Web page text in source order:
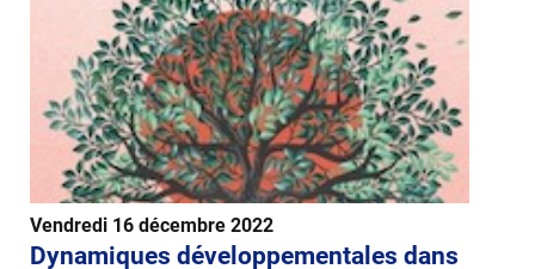
Vendredi 16 décembre 2022
Dynamiques développementales dans